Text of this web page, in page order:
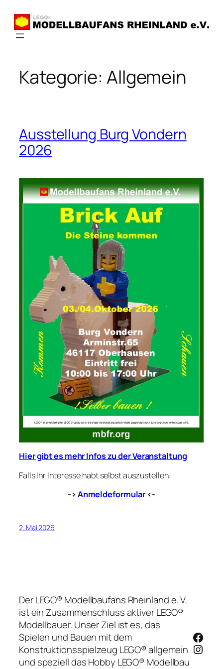
Inhalt
springen
Kategorie: Allgemein
Ausstellung Burg Vondern
2026
Hier gibt es mehr Infos zu der Veranstaltung
Falls Ihr Interesse habt selbst auszustellen:
-> Anmeldeformular <-
2. Mai 2026
Der LEGO® Modellbaufans Rheinland e. V.
ist ein Zusammenschluss aktiver LEGO®
Modellbauer. Unser Ziel ist es, das
Spielen und Bauen mit dem
Konstruktionsspielzeug LEGO® allgemein
und speziell das Hobby LEGO® Modellbau